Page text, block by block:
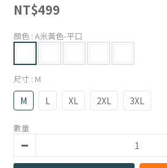
NT$499
顏色 : A米黃色-平口
尺寸 : M
M L XL 2XL 3XL
數量